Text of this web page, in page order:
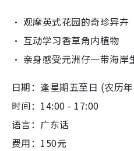
‧ 观摩英式花园的奇珍异卉
‧ 互动学习香草角内植物
‧ 亲身感受元洲仔一带海岸
日期：逢星期五至日 (农历
时间：14:00 - 17:00
语言：广东话
费用：150元